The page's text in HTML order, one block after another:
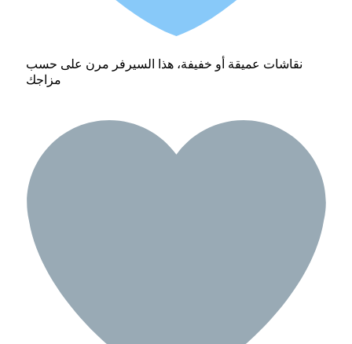
نقاشات عميقة أو خفيفة، هذا السيرفر مرن على حسب
مزاجك